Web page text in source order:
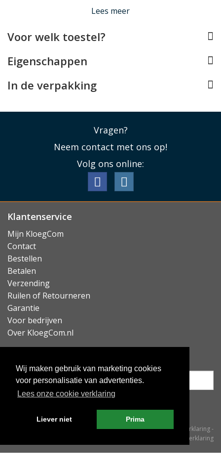
Wij maken gebruik van marketing cookies
voor personalisatie van advertenties.
Lees onze cookie verklaring
Liever niet Prima
De Google Pixel 8 Pro screenprotector is gemaakt van
dat het geharde glas extreem krasbestendig is en in
directe impact.
Lees meer
Voor welk toestel?
Eigenschappen
In de verpakking
Vragen?
Neem contact met ons op!
Volg ons online:
Klantenservice
Mijn KloegCom
Contact
Bestellen
Betalen
Verzending
Ruilen of Retourneren
Garantie
Voor bedrijven
Over KloegCom.nl
Algemene voorwaarden-Cookieverklaring-
Privacyverklaring